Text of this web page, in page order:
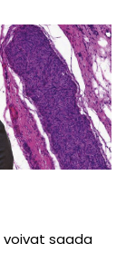
saada